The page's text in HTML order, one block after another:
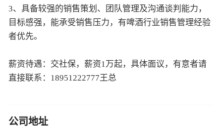
3、具备较强的销售策划、团队管理及沟通谈判能力，
目标感强，能承受销售压力，有啤酒行业销售管理经验
者优先。
薪资待遇：交社保，薪资1万起，具体面议，有意者请
直接联系：18951222777王总
公司地址